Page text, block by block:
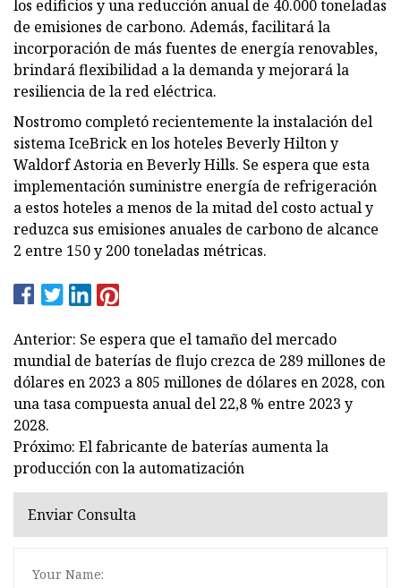
los edificios y una reducción anual de 40.000 toneladas
de emisiones de carbono. Además, facilitará la
incorporación de más fuentes de energía renovables,
brindará flexibilidad a la demanda y mejorará la
resiliencia de la red eléctrica.
Nostromo completó recientemente la instalación del
sistema IceBrick en los hoteles Beverly Hilton y
Waldorf Astoria en Beverly Hills. Se espera que esta
implementación suministre energía de refrigeración
a estos hoteles a menos de la mitad del costo actual y
reduzca sus emisiones anuales de carbono de alcance
2 entre 150 y 200 toneladas métricas.
Anterior: Se espera que el tamaño del mercado
mundial de baterías de flujo crezca de 289 millones de
dólares en 2023 a 805 millones de dólares en 2028, con
una tasa compuesta anual del 22,8 % entre 2023 y
2028.
Próximo: El fabricante de baterías aumenta la
producción con la automatización
Enviar Consulta